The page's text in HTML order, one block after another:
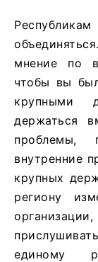
мнение по
чтобы вы
крупными
держаться
проблемы,
внутренние
крупных
региону
единому